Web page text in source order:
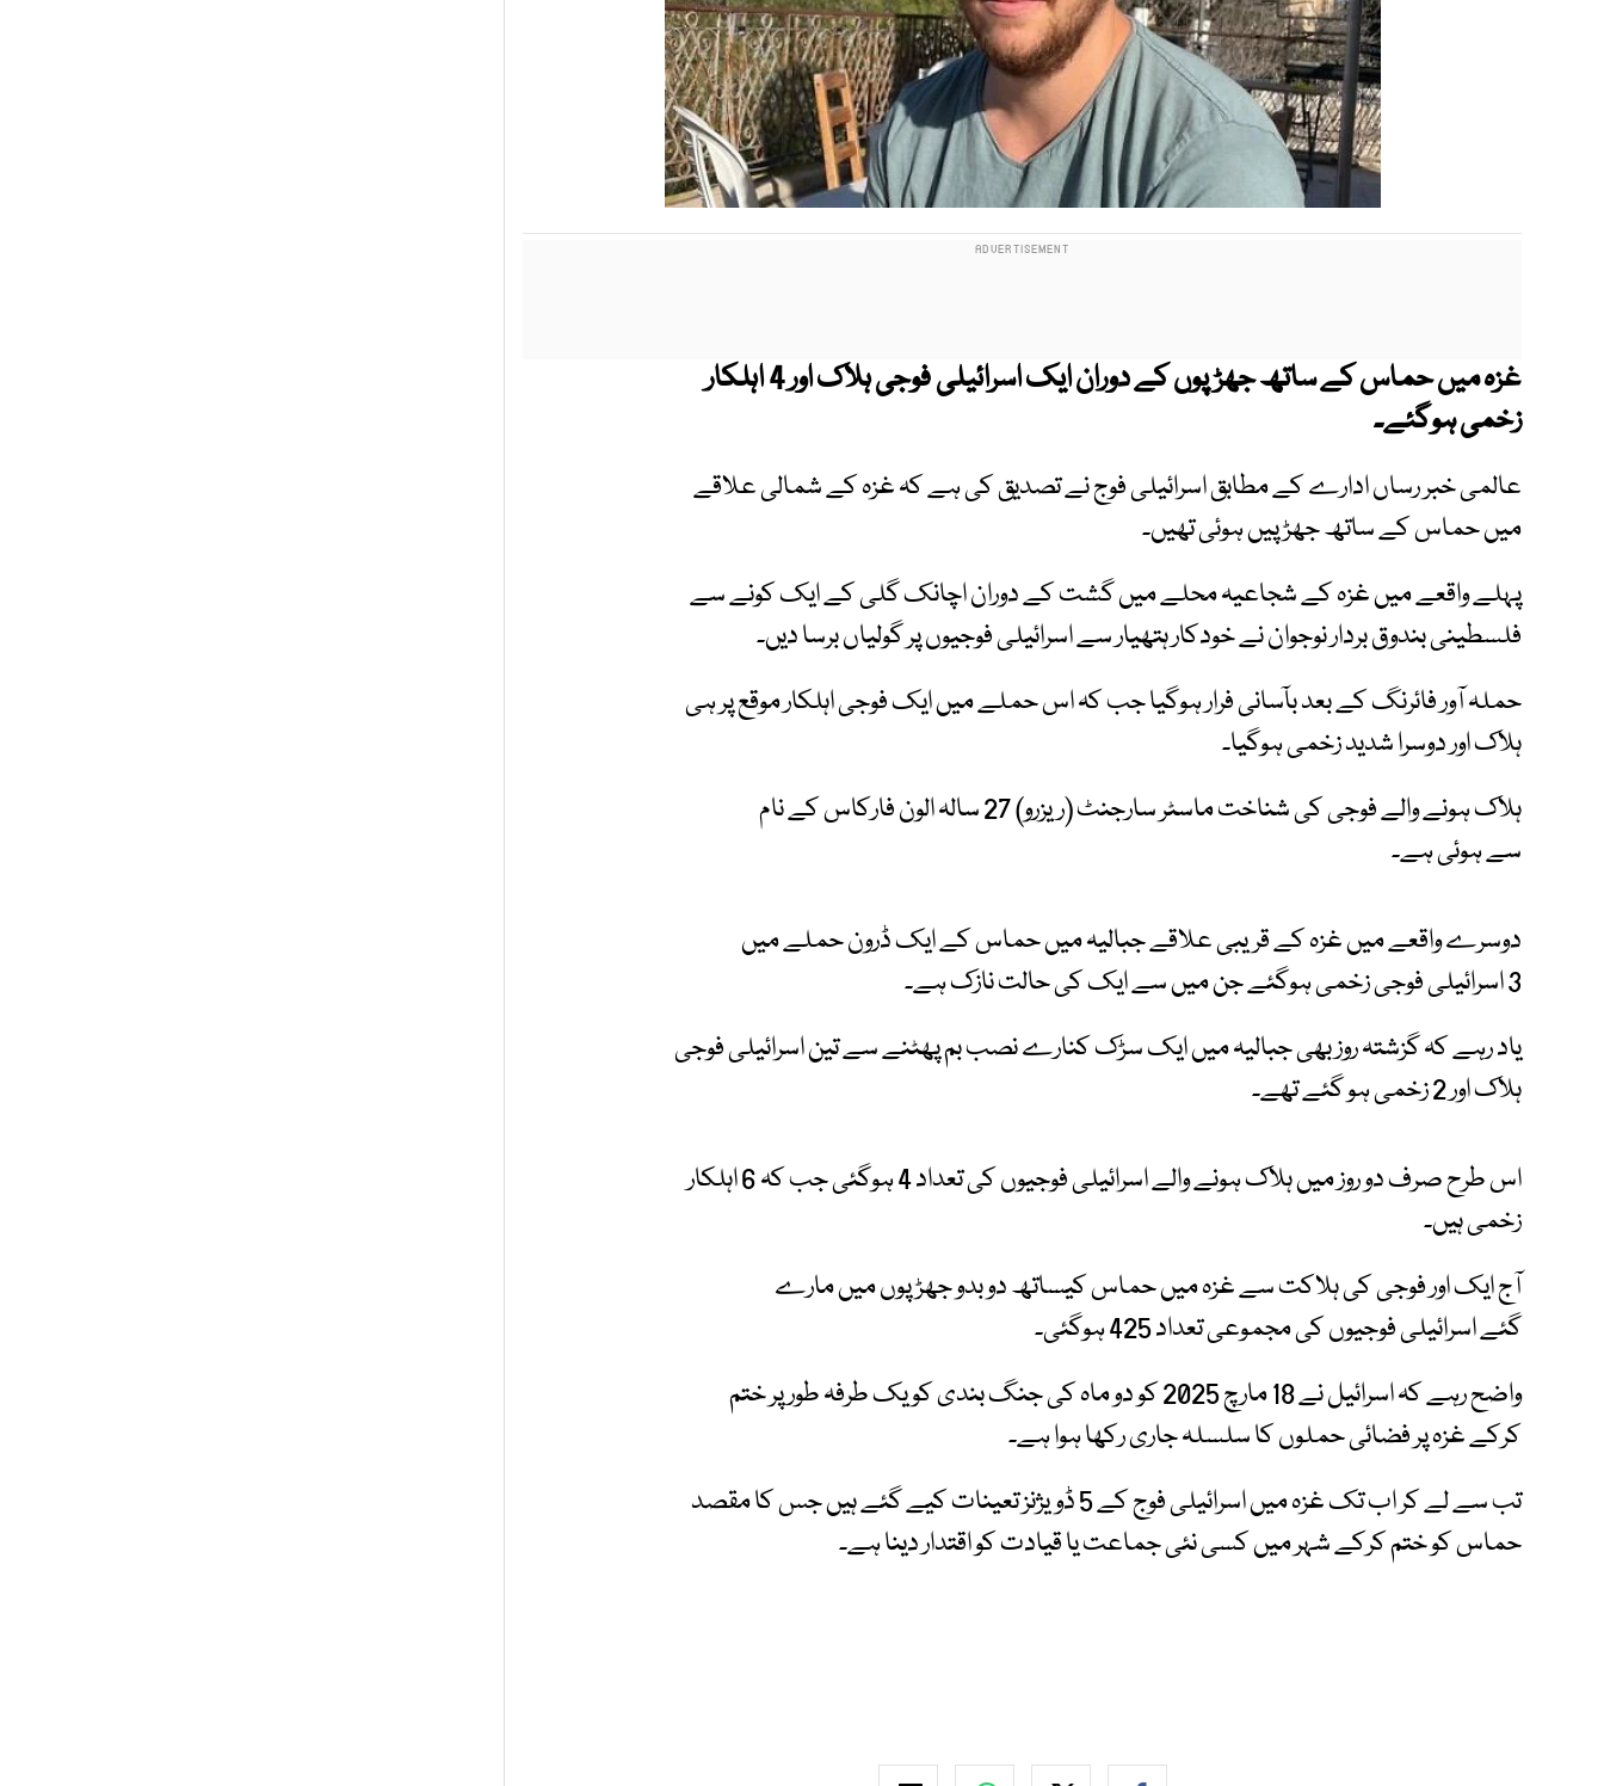
غزہ میں حماس کے ساتھ جھڑپوں کے دوران ایک اسرائیلی فوجی ہلاک اور 4 اہلکار
زخمی ہوگئے۔
عالمی خبر رساں ادارے کے مطابق اسرائیلی فوج نے تصدیق کی ہے کہ غزہ کے شمالی علاقے
میں حماس کے ساتھ جھڑپیں ہوئی تھیں۔
پہلے واقعے میں غزہ کے شجاعیہ محلے میں گشت کے دوران اچانک گلی کے ایک کونے سے
فلسطینی بندوق بردار نوجوان نے خودکار ہتھیار سے اسرائیلی فوجیوں پر گولیاں برسا دیں۔
حملہ آور فائرنگ کے بعد بآسانی فرار ہوگیا جب کہ اس حملے میں ایک فوجی اہلکار موقع پر ہی
ہلاک اور دوسرا شدید زخمی ہوگیا۔
ہلاک ہونے والے فوجی کی شناخت ماسٹر سارجنٹ (ریزرو) 27 سالہ الون فارکاس کے نام
سے ہوئی ہے۔
دوسرے واقعے میں غزہ کے قریبی علاقے جبالیہ میں حماس کے ایک ڈرون حملے میں
3 اسرائیلی فوجی زخمی ہوگئے جن میں سے ایک کی حالت نازک ہے۔
یاد رہے کہ گزشتہ روز بھی جبالیہ میں ایک سڑک کنارے نصب بم پھٹنے سے تین اسرائیلی فوجی
ہلاک اور 2 زخمی ہو گئے تھے۔
اس طرح صرف دو روز میں ہلاک ہونے والے اسرائیلی فوجیوں کی تعداد 4 ہوگئی جب کہ 6 اہلکار
زخمی ہیں۔
آج ایک اور فوجی کی ہلاکت سے غزہ میں حماس کیساتھ دو بدو جھڑپوں میں مارے
گئے اسرائیلی فوجیوں کی مجموعی تعداد 425 ہوگئی۔
واضح رہے کہ اسرائیل نے 18 مارچ 2025 کو دو ماہ کی جنگ بندی کو یک طرفہ طور پر ختم
کرکے غزہ پر فضائی حملوں کا سلسلہ جاری رکھا ہوا ہے۔
تب سے لے کر اب تک غزہ میں اسرائیلی فوج کے 5 ڈویژنز تعینات کیے گئے ہیں جس کا مقصد
حماس کو ختم کرکے شہر میں کسی نئی جماعت یا قیادت کو اقتدار دینا ہے۔